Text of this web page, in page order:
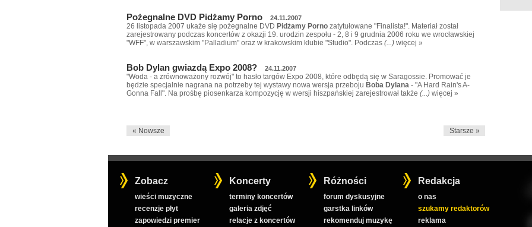
Pożegnalne DVD Pidżamy Porno 24.11.2007
26 listopada 2007 ukaże się pożegnalne DVD Pidżamy Porno zatytułowane "Finalista!". Materiał został
zarejestrowany podczas koncertów z okazji 19. urodzin zespołu - 2, 8 i 9 grudnia 2006 roku we wrocławskiej
"WFF", w warszawskim "Palladium" oraz w krakowskim klubie "Studio". Podczas (...) więcej »
Bob Dylan gwiazdą Expo 2008? 24.11.2007
"Woda - a zrównoważony rozwój" to hasło targów Expo 2008, które odbędą się w Saragossie. Promować je
będzie specjalnie nagrana na potrzeby tej wystawy nowa wersja przeboju Boba Dylana - "A Hard Rain's A-
Gonna Fall". Na prośbę piosenkarza kompozycję w wersji hiszpańskiej zarejestrował także (...) więcej »
« Nowsze Starsze »
Zobacz
wieści muzyczne
recenzje płyt
zapowiedzi premier
Koncerty
terminy koncertów
galeria zdjęć
relacje z koncertów
Różności
forum dyskusyjne
garstka linków
rekomenduj muzykę
Redakcja
o nas
szukamy redaktorów
reklama